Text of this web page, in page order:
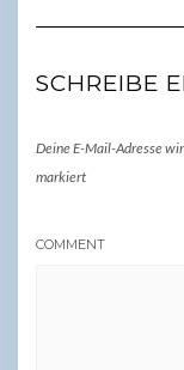
SCHREIBE
Deine E-Mail-Adresse
markiert
COMMENT